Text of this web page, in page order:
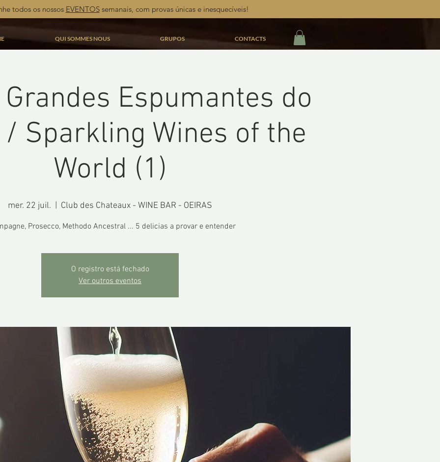
todos os nossos EVENTOSsemanais, com provas únicas e inesquecíveis!
QUI SOMMES NOUS GRUPOS CONTACTS
Espumantes do
Sparkling Wines of the
World (1)
mer. 22 juil. Club des Chateaux - WINE BAR - OEIRAS
Prosecco, Methodo Ancestral ... 5 delicias a provar e entender
O registro está fechado
Ver outros eventos